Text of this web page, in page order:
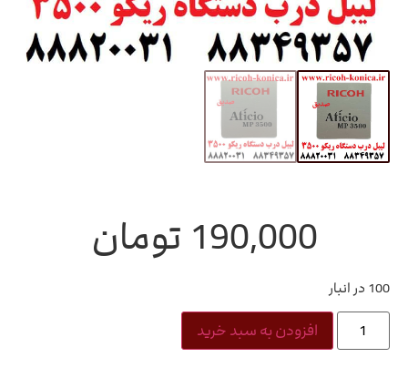
190,000 تومان
100 در انبار
افزودن به سبد خرید